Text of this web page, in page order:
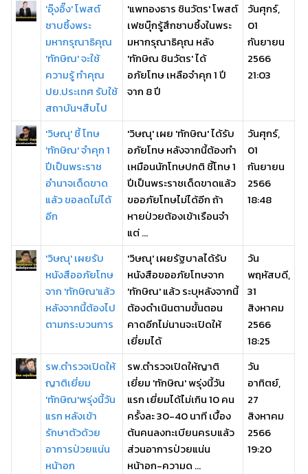
'อุ๊งอิ๊ง' โพสต์
ซาบซึ้งพระ
มหากรุณาธิคุณ
'ทักษิณ' จะใช้
ความรู้ ทำคุณ
ปย.ประเทศ รับใช้
สถาบันฯสืบไป
'แพทองธาร ชินวัตร' โพสต์
เฟซบุ๊กรู้สึกซาบซึ้งในพระ
มหากรุณาธิคุณ หลัง
'ทักษิณ ชินวัตร' ได้
อภัยโทษ เหลือจำคุก 1 ปี
จาก 8 ปี
วันศุกร์,
01
กันยายน
2566
21:03
'วิษณุ' ชี้ โทษ
'ทักษิณ' จำคุก 1
ปีเป็นพระราช
อำนาจเด็ดขาด
แล้ว ขอลดไม่ได้
อีก
'วิษณุ' เผย 'ทักษิณ' ได้รับ
อภัยโทษ หลังจากนี้ต้องทำ
เหมือนนักโทษปกติ ชี้โทษ 1
ปีเป็นพระราชเด็ดขาดแล้ว
ขออภัยโทษไม่ได้อีก ถ้า
หายป่วยต้องเข้าเรือนจำ
แต่ ...
วันศุกร์,
01
กันยายน
2566
18:48
'วิษณุ' เผยรับ
หนังสืออภัยโทษ
จาก 'ทักษิณ'แล้ว
หลังจากนี้ต้องไป
ตามกระบวนการ
'วิษณุ' เผยรัฐบาลได้รับ
หนังสือขออภัยโทษจาก
'ทักษิณ' แล้ว ระบุหลังจากนี้
ต้องดำเนินตามขั้นตอน
คาดอีกไม่นานจะเปิดให้
เยี่ยมได้
วัน
พฤหัสบดี,
31
สิงหาคม
2566
18:25
รพ.ตำรวจเปิดให้
ญาติเยี่ยม
'ทักษิณ'พรุ่งนี้วัน
แรก หลังเข้า
รักษาตัวด้วย
อาการป่วยแน่น
หน้าอก
รพ.ตำรวจเปิดให้ญาติ
เยี่ยม 'ทักษิณ' พรุ่งนี้วัน
แรก เยี่ยมได้ไม่เกิน 10 คน
ครั้งละ 30-40 นาที เบื้อง
ต้นคนลงทะเบียนครบแล้ว
ส่วนอาการป่วยแน่น
หน้าอก-ความด ...
วัน
อาทิตย์,
27
สิงหาคม
2566
19:20